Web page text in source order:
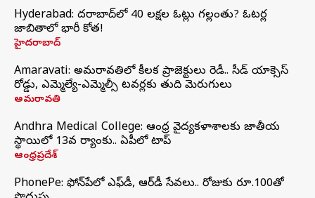
Hyderabad: హైదరాబాద్‌లో 40 లక్షల ఓట్లు గల్లంతు? ఓటర్ల
జాబితాలో భారీ కోత!
హైదరాబాద్
Amaravati: అమరావతిలో కీలక ప్రాజెక్టులు రెడీ.. సీడ్‌ యాక్సెస్‌
రోడ్డు, ఎమ్మెల్యే-ఎమ్మెల్సీ టవర్లకు తుది మెరుగులు
అమరావతి
Andhra Medical College: ఆంధ్ర వైద్యకళాశాలకు జాతీయ
స్థాయిలో 13వ ర్యాంకు.. ఏపీలో టాప్
ఆంధ్రప్రదేశ్
PhonePe: ఫోన్‌పేలో ఎఫ్‌డీ, ఆర్‌డీ సేవలు.. రోజుకు రూ.100తో